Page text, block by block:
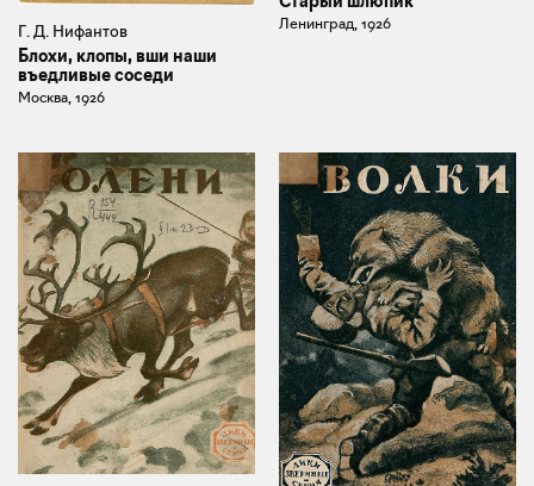
Г. Д. Нифантов
Блохи, клопы, вши наши
въедливые соседи
Москва, 1926
Ленинград, 1926